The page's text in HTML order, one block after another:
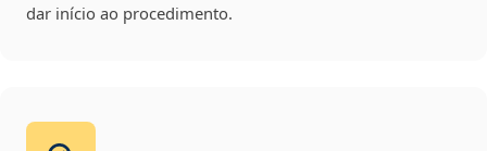
dar início ao procedimento.